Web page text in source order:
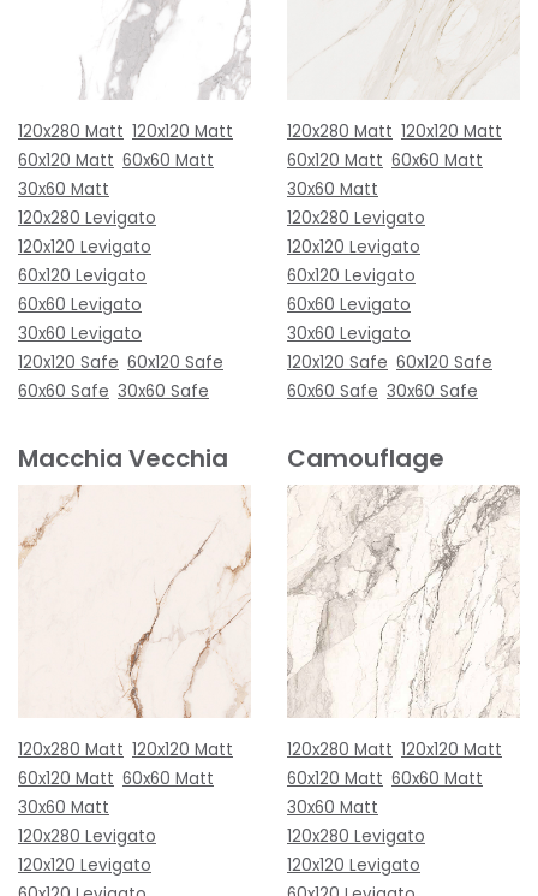
120x280 Matt 120x120 Matt
60x120 Matt 60x60 Matt
30x60 Matt
120x280 Levigato
120x120 Levigato
60x120 Levigato
60x60 Levigato
30x60 Levigato
120x120 Safe 60x120 Safe
60x60 Safe 30x60 Safe
120x280 Matt 120x120 Matt
60x120 Matt 60x60 Matt
30x60 Matt
120x280 Levigato
120x120 Levigato
60x120 Levigato
60x60 Levigato
30x60 Levigato
120x120 Safe 60x120 Safe
60x60 Safe 30x60 Safe
Macchia Vecchia
120x280 Matt 120x120 Matt
60x120 Matt 60x60 Matt
30x60 Matt
120x280 Levigato
120x120 Levigato
Camouflage
120x280 Matt 120x120 Matt
60x120 Matt 60x60 Matt
30x60 Matt
120x280 Levigato
120x120 Levigato